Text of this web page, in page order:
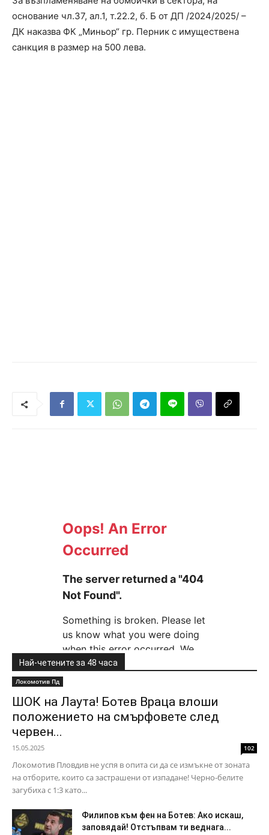
основание чл.37, ал.1, т.22.2, б. Б от ДП /2024/2025/ –
ДК наказва ФК „Миньор“ гр. Перник с имуществена
санкция в размер на 500 лева.
Най-четените за 48 часа
Локомотив Пд
ШОК на Лаута! Ботев Враца влоши
положението на смърфовете след
червен...
15.05.2025 102
Локомотив Пловдив не успя в опита си да се измъкне от зоната
на отборите, които са застрашени от изпадане! Черно-белите
загубиха с 1:3 като...
Филипов към фен на Ботев: Ако искаш,
заповядай! Отстъпвам ти веднага...